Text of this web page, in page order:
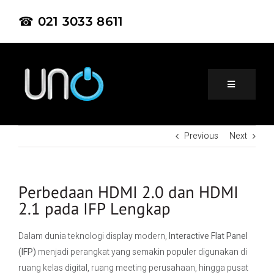
☎ 021 3033 8611
Home
Project
Previous Next
Perbedaan HDMI 2.0 dan HDMI
2.1 pada IFP Lengkap
Dalam dunia teknologi display modern,Interactive Flat Panel
(IFP) menjadi perangkat yang semakin populer digunakan di
ruang kelas digital, ruang meeting perusahaan, hingga pusat